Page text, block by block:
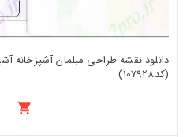
دانلود نقشه طراحی مبلمان آشپزخانه
(کد107928)